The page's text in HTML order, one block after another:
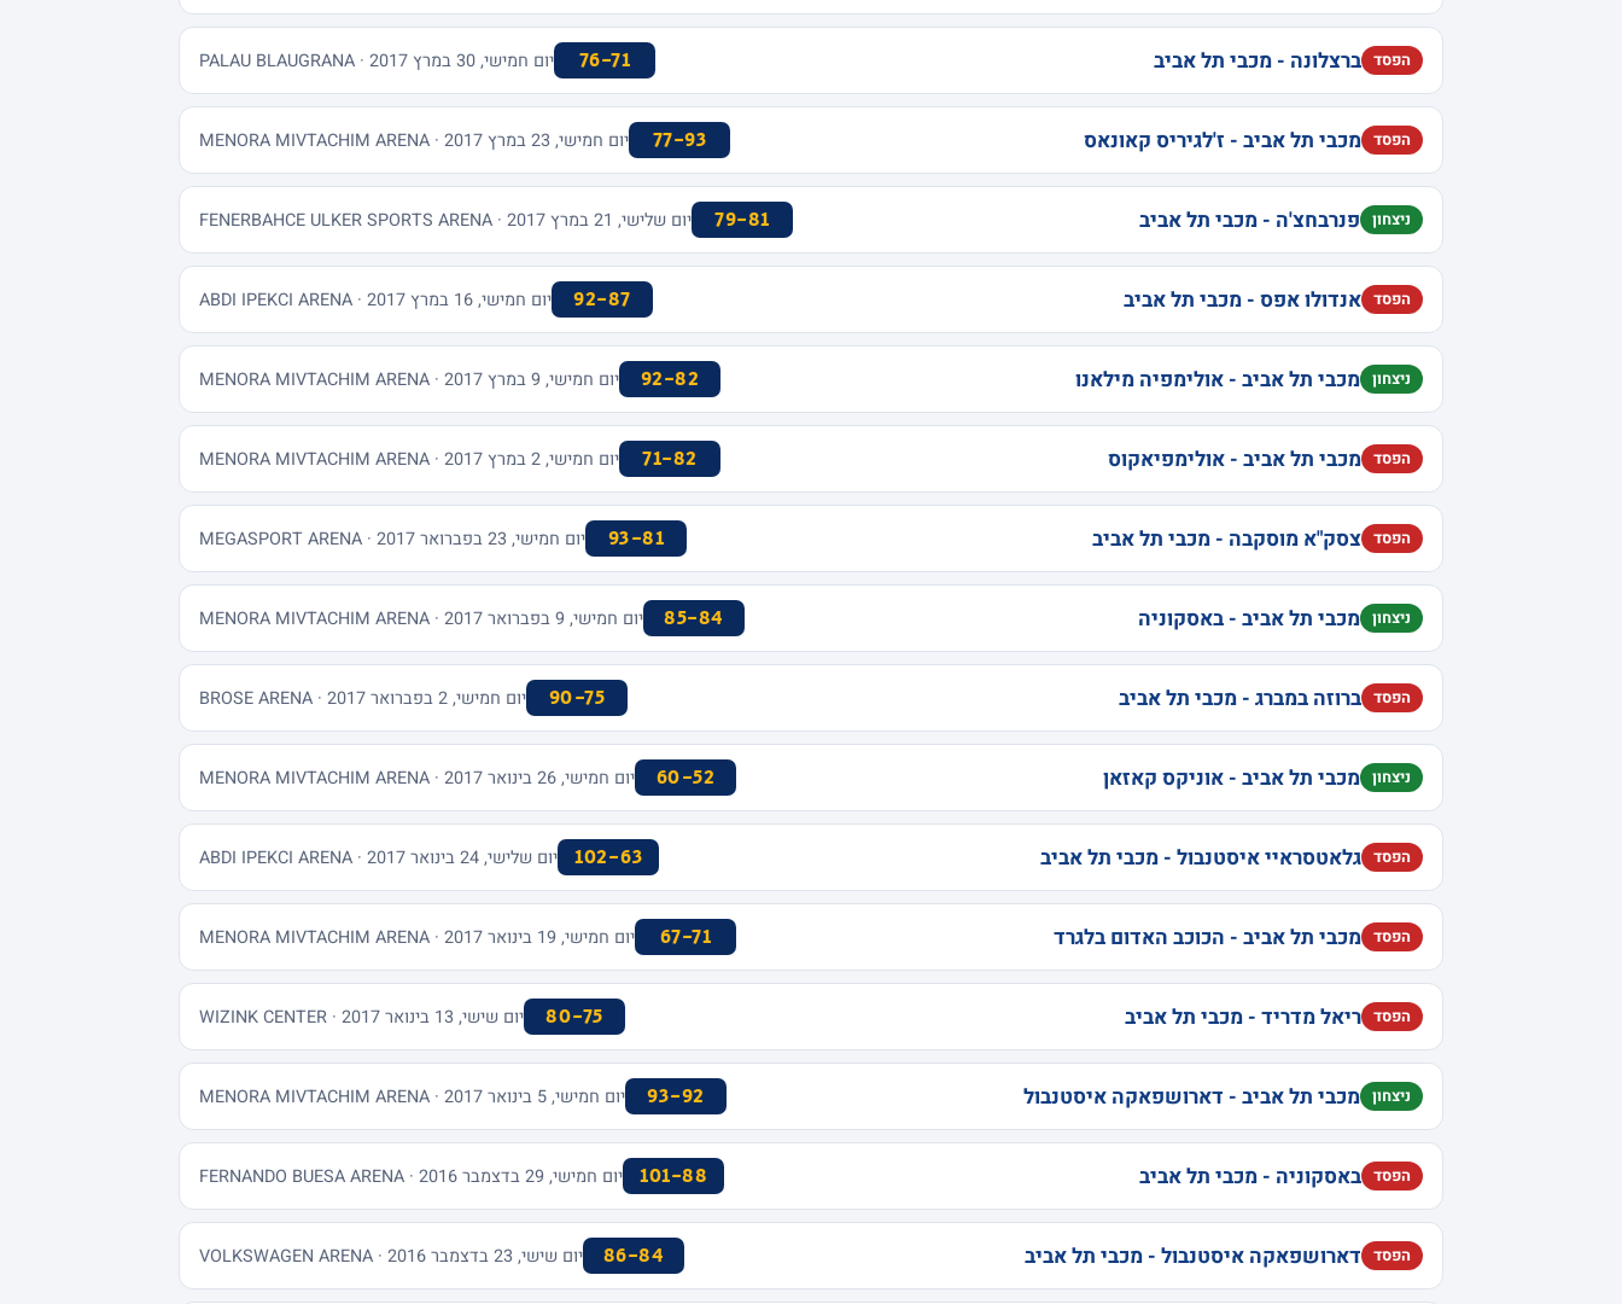
הפסד ברצלונה - מכבי תל אביב 76-71 יום חמישי, 30 במרץ 2017 · PALAU BLAUGRANA
הפסד מכבי תל אביב - ז'לגיריס קאונאס 77-93 יום חמישי, 23 במרץ 2017 · MENORA MIVTACHIM ARENA
ניצחון פנרבחצ'ה - מכבי תל אביב 79-81 יום שלישי, 21 במרץ 2017 · FENERBAHCE ULKER SPORTS ARENA
הפסד אנדולו אפס - מכבי תל אביב 92-87 יום חמישי, 16 במרץ 2017 · ABDI IPEKCI ARENA
ניצחון מכבי תל אביב - אולימפיה מילאנו 92-82 יום חמישי, 9 במרץ 2017 · MENORA MIVTACHIM ARENA
הפסד מכבי תל אביב - אולימפיאקוס 71-82 יום חמישי, 2 במרץ 2017 · MENORA MIVTACHIM ARENA
הפסד צסק"א מוסקבה - מכבי תל אביב 93-81 יום חמישי, 23 בפברואר 2017 · MEGASPORT ARENA
ניצחון מכבי תל אביב - באסקוניה 85-84 יום חמישי, 9 בפברואר 2017 · MENORA MIVTACHIM ARENA
הפסד ברוזה במברג - מכבי תל אביב 90-75 יום חמישי, 2 בפברואר 2017 · BROSE ARENA
ניצחון מכבי תל אביב - אוניקס קאזאן 60-52 יום חמישי, 26 בינואר 2017 · MENORA MIVTACHIM ARENA
הפסד גלאטסראיי איסטנבול - מכבי תל אביב 102-63 יום שלישי, 24 בינואר 2017 · ABDI IPEKCI ARENA
הפסד מכבי תל אביב - הכוכב האדום בלגרד 67-71 יום חמישי, 19 בינואר 2017 · MENORA MIVTACHIM ARENA
הפסד ריאל מדריד - מכבי תל אביב 80-75 יום שישי, 13 בינואר 2017 · WIZINK CENTER
ניצחון מכבי תל אביב - דארושפאקה איסטנבול 93-92 יום חמישי, 5 בינואר 2017 · MENORA MIVTACHIM ARENA
הפסד באסקוניה - מכבי תל אביב 101-88 יום חמישי, 29 בדצמבר 2016 · FERNANDO BUESA ARENA
הפסד דארושפאקה איסטנבול - מכבי תל אביב 86-84 יום שישי, 23 בדצמבר 2016 · VOLKSWAGEN ARENA